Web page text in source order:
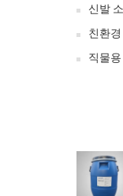
신발
친환
직물